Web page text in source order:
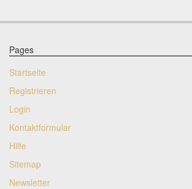
Pages
Startseite
Registrieren
Login
Kontaktformular
Hilfe
Sitemap
Newsletter